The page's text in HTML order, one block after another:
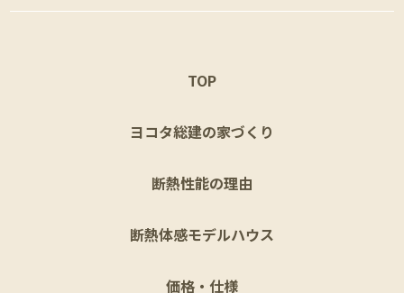
TOP
ヨコタ総建の家づくり
断熱性能の理由
断熱体感モデルハウス
価格・仕様